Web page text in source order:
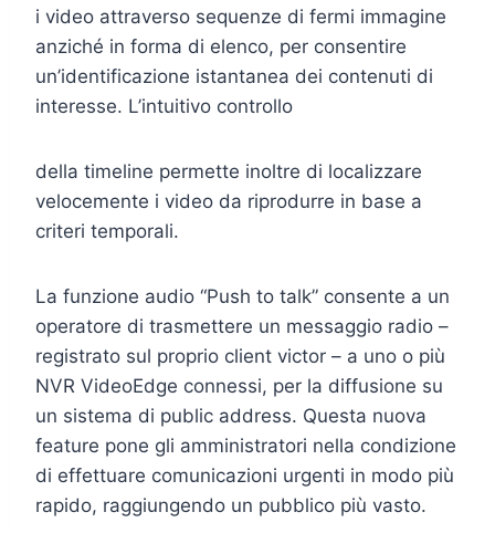
i video attraverso sequenze di fermi immagine
anziché in forma di elenco, per consentire
un’identificazione istantanea dei contenuti di
interesse. L’intuitivo controllo
della timeline permette inoltre di localizzare
velocemente i video da riprodurre in base a
criteri temporali.
La funzione audio “Push to talk” consente a un
operatore di trasmettere un messaggio radio –
registrato sul proprio client victor – a uno o più
NVR VideoEdge connessi, per la diffusione su
un sistema di public address. Questa nuova
feature pone gli amministratori nella condizione
di effettuare comunicazioni urgenti in modo più
rapido, raggiungendo un pubblico più vasto.